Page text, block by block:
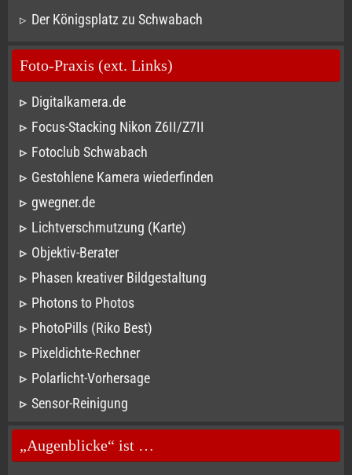
Der Königsplatz zu Schwabach
Foto-Praxis (ext. Links)
Digitalkamera.de
Focus-Stacking Nikon Z6II/Z7II
Fotoclub Schwabach
Gestohlene Kamera wiederfinden
gwegner.de
Lichtverschmutzung (Karte)
Objektiv-Berater
Phasen kreativer Bildgestaltung
Photons to Photos
PhotoPills (Riko Best)
Pixeldichte-Rechner
Polarlicht-Vorhersage
Sensor-Reinigung
„Augenblicke“ ist …